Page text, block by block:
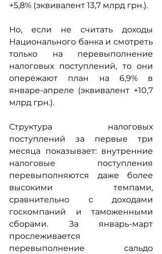
+5,8% (эквивалент 13,7 млрд грн.).
Но, если не считать доходы
Национального банка и смотреть
только на перевыполнение
налоговых поступлений, то они
опережают план на 6,9% в
январе-апреле (эквивалент +10,7
млрд грн.).
Структура налоговых
поступлений за первые три
месяца показывает: внутренние
налоговые поступления
перевыполняются даже более
высокими темпами,
сравнительно с доходами
госкомпаний и таможенными
сборами. За январь-март
прослеживается
перевыполнение сальдо